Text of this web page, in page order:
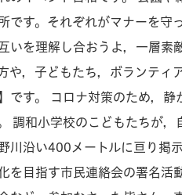
です。それぞれがマナーを守
いを理解し合おうよ，一層素
や，子どもたち，ボランティ
です。 コロナ対策のため，
調和小学校のこどもたちが
川沿い400メートルに亘り掲
を目指す市民連絡会の署名活